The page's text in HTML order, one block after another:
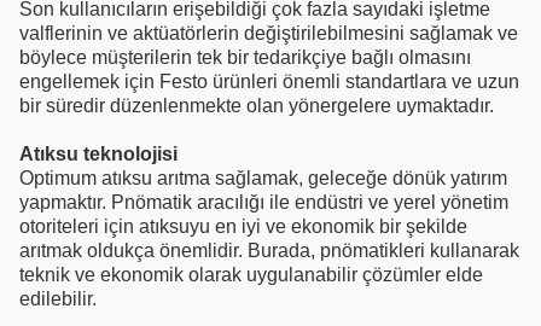
Son kullanıcıların erişebildiği çok fazla sayıdaki işletme
valflerinin ve aktüatörlerin değiştirilebilmesini sağlamak ve
böylece müşterilerin tek bir tedarikçiye bağlı olmasını
engellemek için Festo ürünleri önemli standartlara ve uzun
bir süredir düzenlenmekte olan yönergelere uymaktadır.
Atıksu teknolojisi
Optimum atıksu arıtma sağlamak, geleceğe dönük yatırım
yapmaktır. Pnömatik aracılığı ile endüstri ve yerel yönetim
otoriteleri için atıksuyu en iyi ve ekonomik bir şekilde
arıtmak oldukça önemlidir. Burada, pnömatikleri kullanarak
teknik ve ekonomik olarak uygulanabilir çözümler elde
edilebilir.